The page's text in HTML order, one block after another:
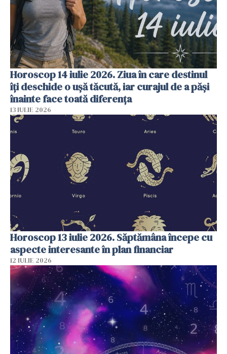
Horoscop 14 iulie 2026. Ziua în care destinul
îți deschide o ușă tăcută, iar curajul de a păși
înainte face toată diferența
13 IULIE 2026
Horoscop 13 iulie 2026. Săptămâna începe cu
aspecte interesante în plan financiar
12 IULIE 2026